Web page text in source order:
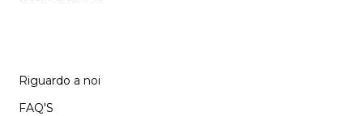
Riguardo a noi
FAQ'S